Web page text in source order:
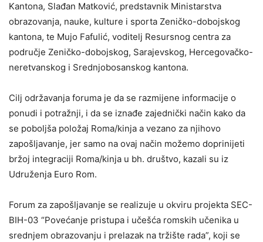
Kantona, Slađan Matković, predstavnik Ministarstva
obrazovanja, nauke, kulture i sporta Zeničko-dobojskog
kantona, te Mujo Fafulić, voditelj Resursnog centra za
područje Zeničko-dobojskog, Sarajevskog, Hercegovačko-
neretvanskog i Srednjobosanskog kantona.
Cilj održavanja foruma je da se razmijene informacije o
ponudi i potražnji, i da se iznađe zajednički način kako da
se poboljša položaj Roma/kinja a vezano za njihovo
zapošljavanje, jer samo na ovaj način možemo doprinijeti
bržoj integraciji Roma/kinja u bh. društvo, kazali su iz
Udruženja Euro Rom.
Forum za zapošljavanje se realizuje u okviru projekta SEC-
BIH-03 “Povećanje pristupa i učešća romskih učenika u
srednjem obrazovanju i prelazak na tržište rada”, koji se